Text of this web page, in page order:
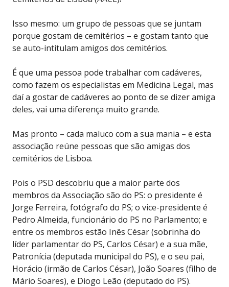
Isso mesmo: um grupo de pessoas que se juntam
porque gostam de cemitérios – e gostam tanto que
se auto-intitulam amigos dos cemitérios.
É que uma pessoa pode trabalhar com cadáveres,
como fazem os especialistas em Medicina Legal, mas
daí a gostar de cadáveres ao ponto de se dizer amiga
deles, vai uma diferença muito grande.
Mas pronto – cada maluco com a sua mania – e esta
associação reúne pessoas que são amigas dos
cemitérios de Lisboa.
Pois o PSD descobriu que a maior parte dos
membros da Associação são do PS: o presidente é
Jorge Ferreira, fotógrafo do PS; o vice-presidente é
Pedro Almeida, funcionário do PS no Parlamento; e
entre os membros estão Inês César (sobrinha do
líder parlamentar do PS, Carlos César) e a sua mãe,
Patronícia (deputada municipal do PS), e o seu pai,
Horácio (irmão de Carlos César), João Soares (filho de
Mário Soares), e Diogo Leão (deputado do PS).